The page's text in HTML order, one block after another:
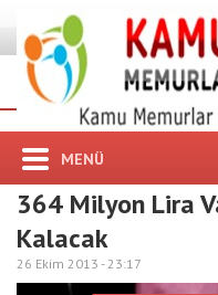
MENÜ
364 Milyon Lira
Kalacak
26 Ekim 2013 -23:17